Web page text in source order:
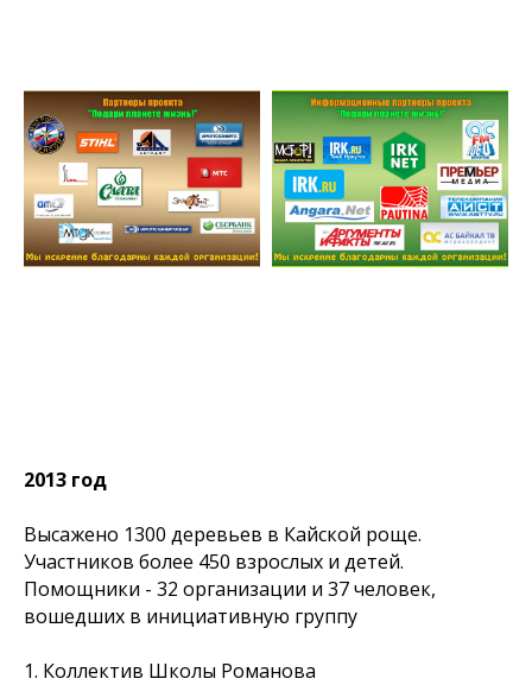
2013 год
Высажено 1300 деревьев в Кайской роще.
Участников более 450 взрослых и детей.
Помощники - 32 организации и 37 человек,
вошедших в инициативную группу
1. Коллектив Школы Романова